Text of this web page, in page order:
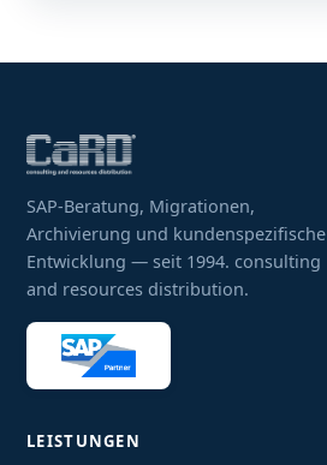
SAP-Beratung, Migrationen,
Archivierung und kundenspezifische
Entwicklung — seit 1994. consulting
and resources distribution.
LEISTUNGEN